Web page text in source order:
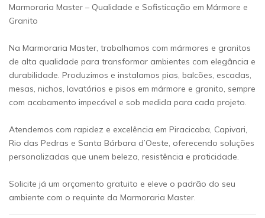
Marmoraria Master – Qualidade e Sofisticação em Mármore e
Granito
Na Marmoraria Master, trabalhamos com mármores e granitos
de alta qualidade para transformar ambientes com elegância e
durabilidade. Produzimos e instalamos pias, balcões, escadas,
mesas, nichos, lavatórios e pisos em mármore e granito, sempre
com acabamento impecável e sob medida para cada projeto.
Atendemos com rapidez e excelência em Piracicaba, Capivari,
Rio das Pedras e Santa Bárbara d’Oeste, oferecendo soluções
personalizadas que unem beleza, resistência e praticidade.
Solicite já um orçamento gratuito e eleve o padrão do seu
ambiente com o requinte da Marmoraria Master.